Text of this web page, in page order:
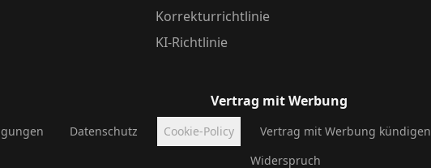
Korrekturrichtlinie
KI-Richtlinie
Vertrag mit Werbung
Datenschutz Cookie-Policy Vertrag mit Werbung kündigen
Widerspruch